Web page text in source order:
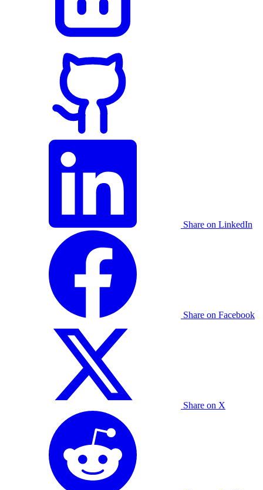
Share on LinkedIn
Share on Facebook
Share on X